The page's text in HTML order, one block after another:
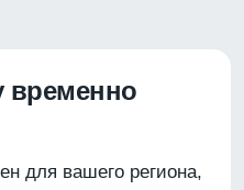
временно
для вашего региона,